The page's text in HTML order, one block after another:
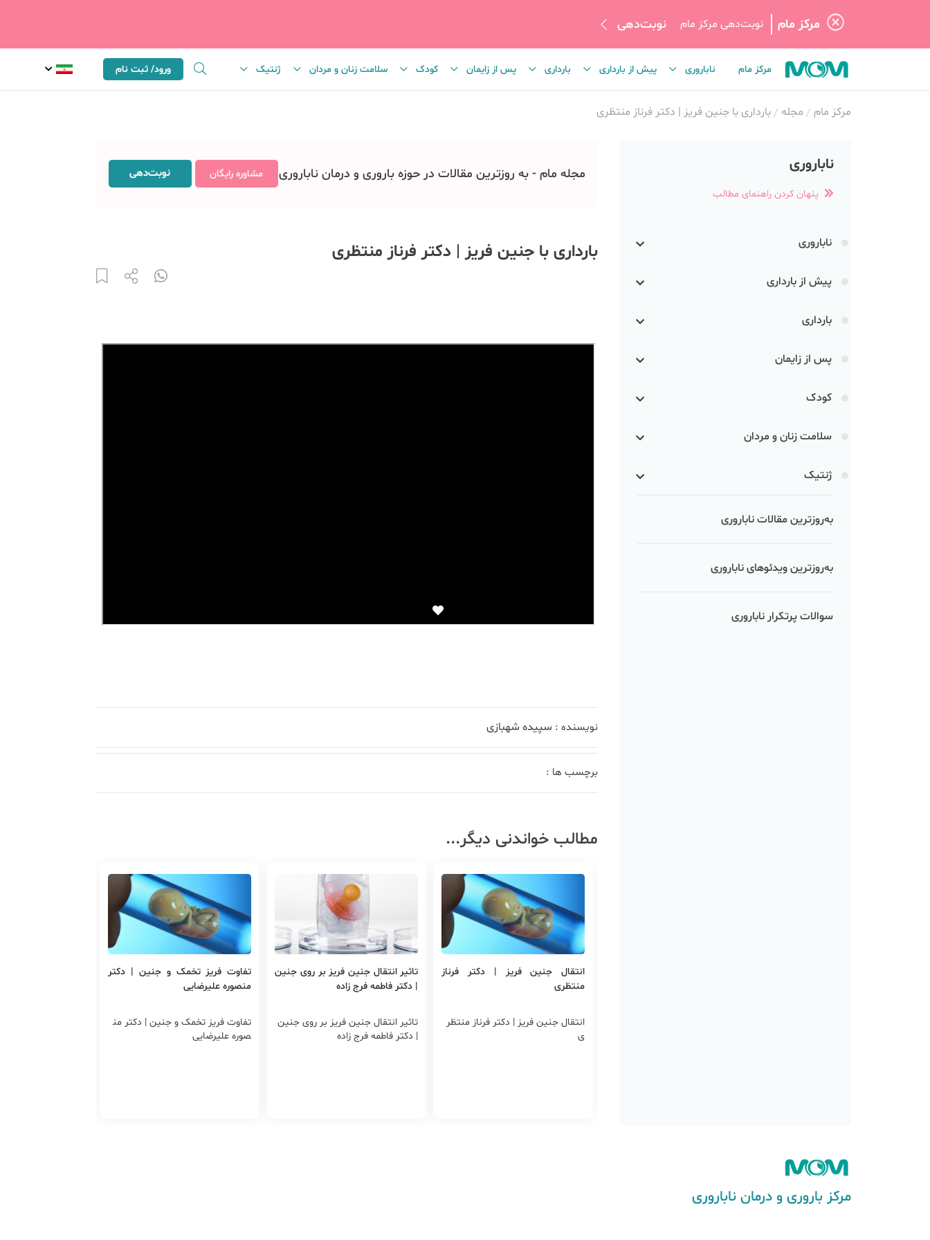
مرکز مام نوبت‌دهی مرکز مام نوبت‌دهی
مرکز مام ناباروری پیش از بارداری بارداری پس از زایمان کودک سلامت زنان و مردان ژنتیک ورود/ ثبت نام
مرکز مام مجله بارداری با جنین فریز | دکتر فرناز منتظری
ناباروری
پنهان کردن راهنمای مطالب
ناباروری
پیش از بارداری
بارداری
پس از زایمان
کودک
سلامت زنان و مردان
ژنتیک
به‌روزترین مقالات ناباروری
به‌روزترین ویدئوهای ناباروری
سوالات پرتکرار ناباروری
مجله مام - به روزترین مقالات در حوزه باروری و درمان ناباروری مشاوره رایگان نوبت‌دهی
بارداری با جنین فریز | دکتر فرناز منتظری
نویسنده : سپیده شهبازی
برچسب ها :
مطالب خواندنی دیگر...
انتقال جنین فریز | دکتر فرناز
منتظری
انتقال جنین فریز | دکتر فرناز منتظر
ی
تاثیر انتقال جنین فریز بر روی جنین
| دکتر فاطمه فرج زاده
تاثیر انتقال جنین فریز بر روی جنین
| دکتر فاطمه فرج زاده
تفاوت فریز تخمک و جنین | دکتر
منصوره علیرضایی
تفاوت فریز تخمک و جنین | دکتر من
صوره علیرضایی
مرکز باروری و درمان ناباروری